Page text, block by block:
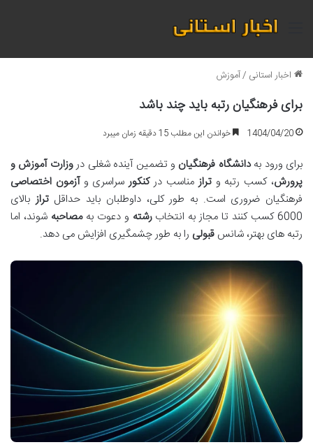
منو
اخبار استانی /آموزش
برای فرهنگیان رتبه باید چند باشد
1404/04/20 خواندن این مطلب 15 دقیقه زمان میبرد
برای ورود بهدانشگاه فرهنگیان و تضمین آینده شغلی دروزارت آموزش و
پرورش، کسب رتبه وترازمناسب درکنکورسراسری وآزمون اختصاصی
فرهنگیان ضروری است. به طور کلی، داوطلبان باید حداقلترازبالای
6000 کسب کنند تا مجاز به انتخاب
رشته و دعوت بهمصاحبه شوند، اما
رتبه های بهتر، شانس قبولی را به طور چشمگیری افزایش می دهد.